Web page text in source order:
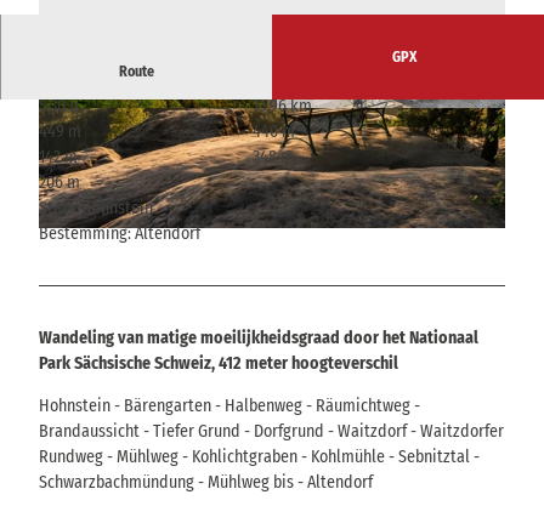
© Philipp Zieger, Tourismusverband Sächsische Schweiz
© Philipp Zieger, Tourismusverband Sächsische
Schweiz
© Florian Trykowskie, Tourismusverband Sächs
ische Schweiz
Route
GPX
5:30 h
13,96 km
449 m
440 m
142 m
348 m
206 m
Start: Hohnstein
Bestemming: Altendorf
Wandeling van matige moeilijkheidsgraad door het Nationaal
Park Sächsische Schweiz, 412 meter hoogteverschil
Hohnstein - Bärengarten - Halbenweg - Räumichtweg -
Brandaussicht - Tiefer Grund - Dorfgrund - Waitzdorf - Waitzdorfer
Rundweg - Mühlweg - Kohlichtgraben - Kohlmühle - Sebnitztal -
Schwarzbachmündung - Mühlweg bis - Altendorf